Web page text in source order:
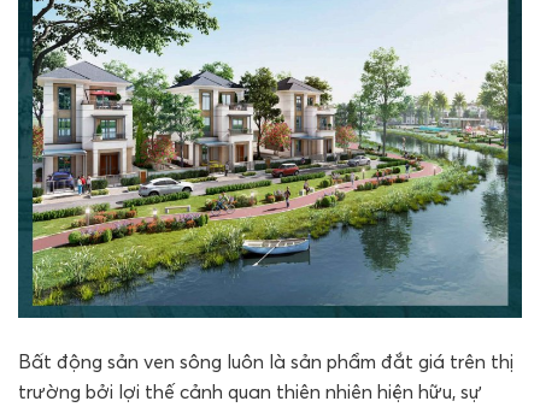
Bất động sản ven sông luôn là sản phẩm đắt giá trên thị
trường bởi lợi thế cảnh quan thiên nhiên hiện hữu, sự